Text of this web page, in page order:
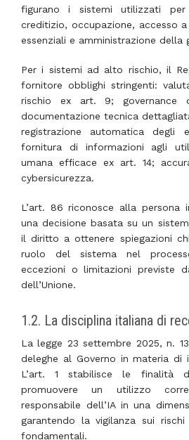
figurano i sistemi utilizzati
creditizio, occupazione, accesso
essenziali e amministrazione della
Per i sistemi ad alto rischio, il
fornitore obblighi stringenti:
rischio ex art. 9;
documentazione tecnica
registrazione automatica degli
fornitura di informazioni agli
umana efficace ex art. 14;
cybersicurezza.
L’art. 86 riconosce alla persona
una decisione basata su un
il diritto a ottenere spiegazioni
ruolo del sistema nel
eccezioni o limitazioni previste
dell’Unione.
1.2. La disciplina italiana di
La legge 23 settembre 2025, n.
deleghe al Governo in materia di
L’art. 1 stabilisce le finalità
promuovere un utilizzo
responsabile dell’IA in una
garantendo la vigilanza sui
fondamentali.